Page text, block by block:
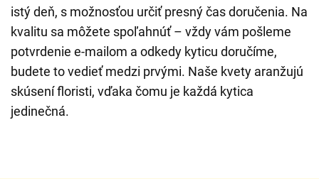
istý deň, s možnosťou určiť presný čas doručenia. Na
kvalitu sa môžete spoľahnúť – vždy vám pošleme
potvrdenie e-mailom a odkedy kyticu doručíme,
budete to vedieť medzi prvými. Naše kvety aranžujú
skúsení floristi, vďaka čomu je každá kytica
jedinečná.